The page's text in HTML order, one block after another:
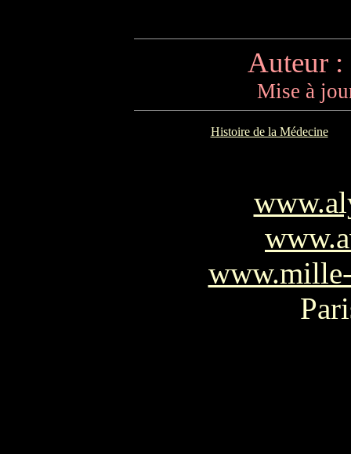
Auteur
Mise à
Histoire de la Médecine